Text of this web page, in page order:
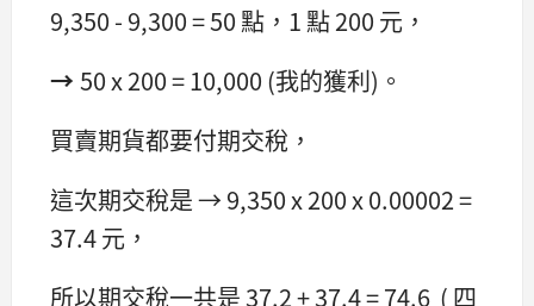
9,350 - 9,300 = 50 點，1 點 200 元，
→ 50 x 200 = 10,000 (我的獲利)。
買賣期貨都要付期交稅，
這次期交稅是 → 9,350 x 200 x 0.00002 =
37.4 元，
所以期交稅一共是 37.2 + 37.4 = 74.6 ( 四